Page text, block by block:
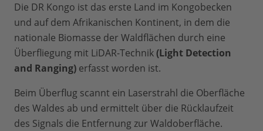
Die DR Kongo ist das erste Land im Kongobecken
und auf dem Afrikanischen Kontinent, in dem die
nationale Biomasse der Waldflächen durch eine
Überfliegung mit LiDAR-Technik(Light Detection
and Ranging) erfasst worden ist.
Beim Überflug scannt ein Laserstrahl die Oberfläche
des Waldes ab und ermittelt über die Rücklaufzeit
des Signals die Entfernung zur Waldoberfläche.